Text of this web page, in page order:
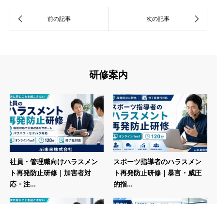
研修案内
社員・管理職向けハラスメン
ト再発防止研修｜加害者対
応・注...
スポーツ指導者のハラスメン
ト再発防止研修｜暴言・威圧
的指...